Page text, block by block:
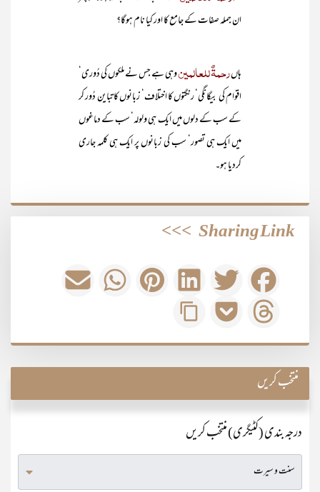
ان جملہ صفات کے جامع کا اور کیا نام ہوگا؟
ہاںرحمۃٌ للعالمینوہی ہے جس نے ملکوں کی دُوری‘
اقوام کی بیگانگی‘ رنگتوں کا اختلاف‘ زبانوں کا تباین دُور کر
کے سب کے دلوں میں ایک ہی ولولہ‘ سب کے دماغوں
میں ایک ہی تصور‘ سب کی زبانوں پر ایک ہی کلمہ جاری
کردیا ہو۔
Sharing Link
>>>
منتخب کریں
درجہ بندی (کٹیگری) منتخب کریں